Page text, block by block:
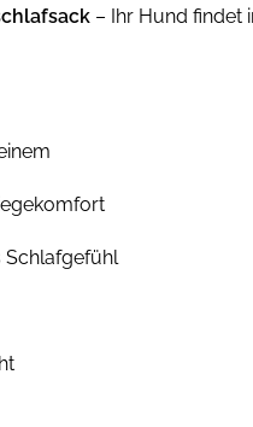
– Ihr Hund findet
Schlafgefühl